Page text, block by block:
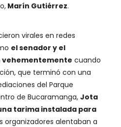
Marín Gutiérrez.
virales en redes
el senador y el
cuando
que terminó con una
del Parque
de Bucaramanga, Jota
tarima instalada para
organizadores alentaban a